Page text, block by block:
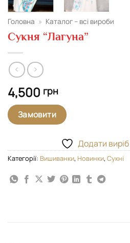
Головна » Каталог – всі вироби
Сукня “Лагуна”
4,500 грн
Замовити
Додати
Категорії: Вишиванки, Новинки, Сукні